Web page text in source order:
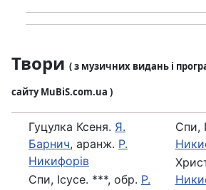
Твори ( з музичних видань і
сайту MuBiS.com.ua )
Гуцулка Ксеня. Я.
Барнич, аранж. Р.
Никифорів
Спи, Ісусе. ***, обр. Р.
Спи,